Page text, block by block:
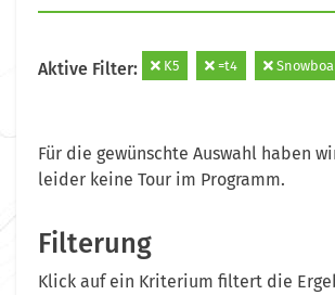
Aktive Filter: K5 =t4
Für die gewünschte Auswahl haben
leider keine Tour im Programm.
Filterung
Klick auf ein Kriterium filtert die